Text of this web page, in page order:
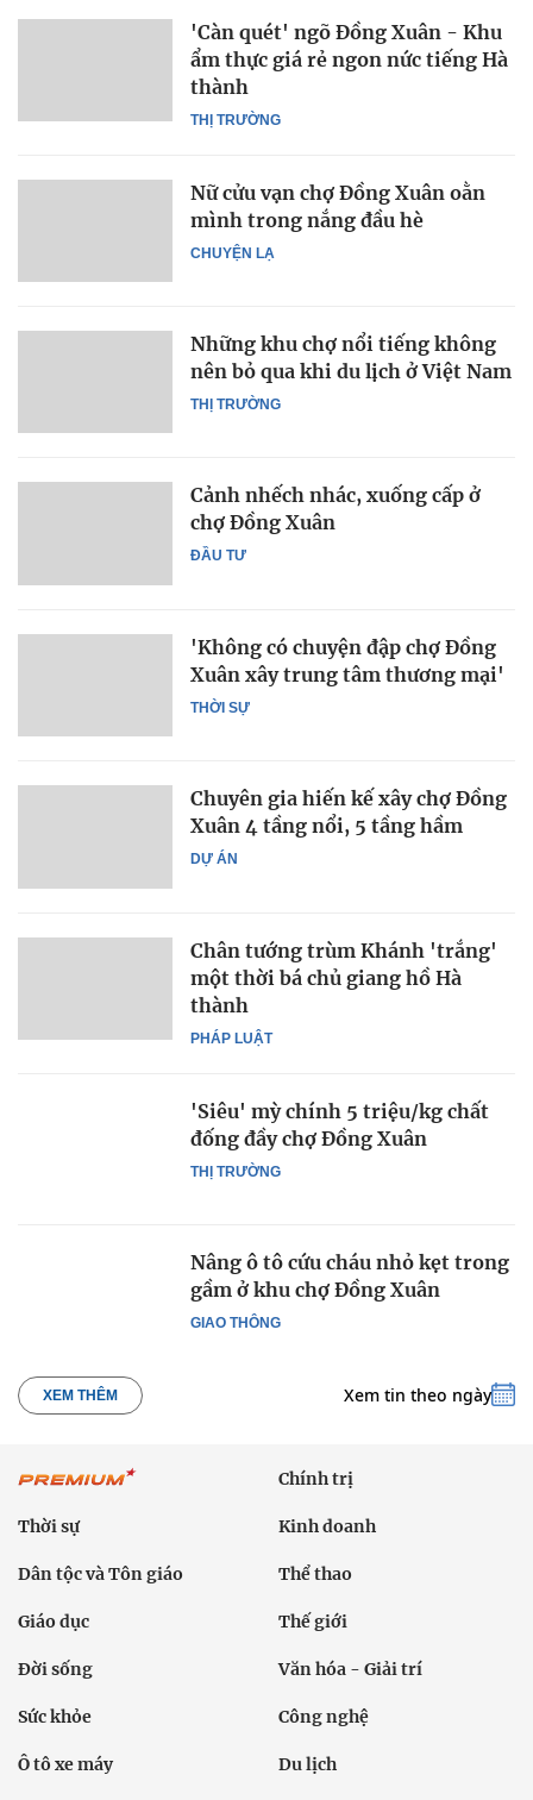
THỊ TRƯỜNG
'Càn quét' ngõ Đồng Xuân - Khu
ẩm thực giá rẻ ngon nức tiếng Hà
thành
CHUYỆN LẠ
Nữ cửu vạn chợ Đồng Xuân oằn
mình trong nắng đầu hè
THỊ TRƯỜNG
Những khu chợ nổi tiếng không
nên bỏ qua khi du lịch ở Việt Nam
ĐẦU TƯ
Cảnh nhếch nhác, xuống cấp ở
chợ Đồng Xuân
THỜI SỰ
'Không có chuyện đập chợ Đồng
Xuân xây trung tâm thương mại'
DỰ ÁN
Chuyên gia hiến kế xây chợ Đồng
Xuân 4 tầng nổi, 5 tầng hầm
PHÁP LUẬT
Chân tướng trùm Khánh 'trắng'
một thời bá chủ giang hồ Hà
thành
THỊ TRƯỜNG
'Siêu' mỳ chính 5 triệu/kg chất
đống đầy chợ Đồng Xuân
GIAO THÔNG
Nâng ô tô cứu cháu nhỏ kẹt trong
gầm ở khu chợ Đồng Xuân
XEM THÊM Xem tin theo ngày
Chính trị
Thời sự Kinh doanh
Dân tộc và Tôn giáo Thể thao
Giáo dục Thế giới
Đời sống Văn hóa - Giải trí
Sức khỏe Công nghệ
Ô tô xe máy Du lịch